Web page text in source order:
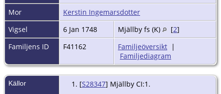
Mor
Kerstin Ingemarsdotter
Vigsel
6 Jan 1748 Mjällby fs (K) [2]
Familjens ID
F41162 Familjeöversikt |
Familjediagram
Källor [S28347] Mjällby CI:1.